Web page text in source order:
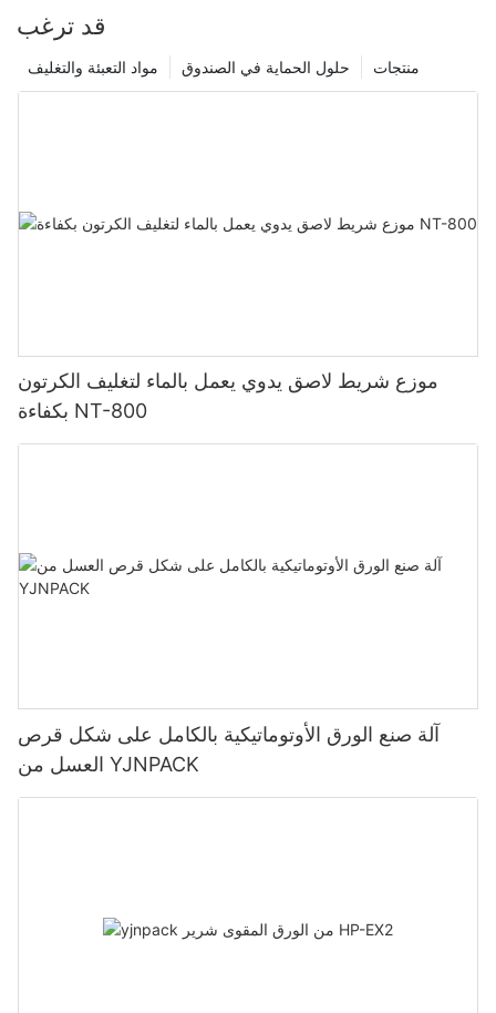
قد ترغب
منتجات حلول الحماية في الصندوق مواد التعبئة والتغليف
موزع شريط لاصق يدوي يعمل بالماء لتغليف الكرتون
بكفاءة NT-800
آلة صنع الورق الأوتوماتيكية بالكامل على شكل قرص
العسل من YJNPACK